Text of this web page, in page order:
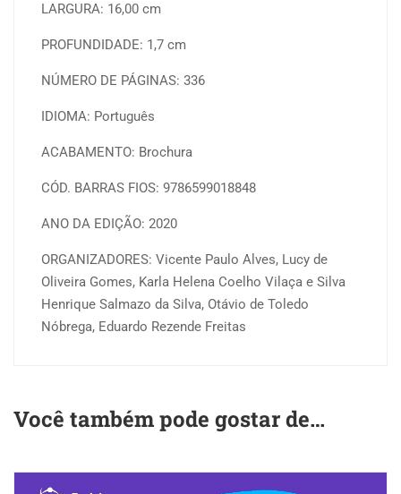
LARGURA: 16,00 cm
PROFUNDIDADE: 1,7 cm
NÚMERO DE PÁGINAS: 336
IDIOMA: Português
ACABAMENTO: Brochura
CÓD. BARRAS FIOS: 9786599018848
ANO DA EDIÇÃO: 2020
ORGANIZADORES: Vicente Paulo Alves, Lucy de
Oliveira Gomes, Karla Helena Coelho Vilaça e Silva
Henrique Salmazo da Silva, Otávio de Toledo
Nóbrega, Eduardo Rezende Freitas
Você também pode gostar de…